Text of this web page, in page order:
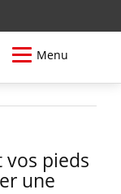
Menu
vos pieds
une